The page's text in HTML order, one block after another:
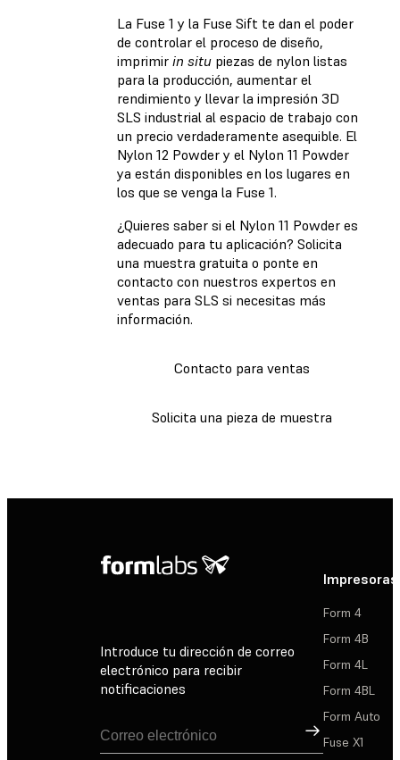
La Fuse 1 y la Fuse Sift te dan el poder
de controlar el proceso de diseño,
imprimir in situ piezas de nylon listas
para la producción, aumentar el
rendimiento y llevar la impresión 3D
SLS industrial al espacio de trabajo con
un precio verdaderamente asequible. El
Nylon 12 Powder y el Nylon 11 Powder
ya están disponibles en los lugares en
los que se venga la Fuse 1.
¿Quieres saber si el Nylon 11 Powder es
adecuado para tu aplicación? Solicita
una muestra gratuita o ponte en
contacto con nuestros expertos en
ventas para SLS si necesitas más
información.
Contacto para ventas
Solicita una pieza de muestra
Introduce tu dirección de correo
electrónico para recibir
notificaciones
Suscribirse
Impresoras
Form 4
Form 4B
Form 4L
Form 4BL
Form Auto
Fuse X1